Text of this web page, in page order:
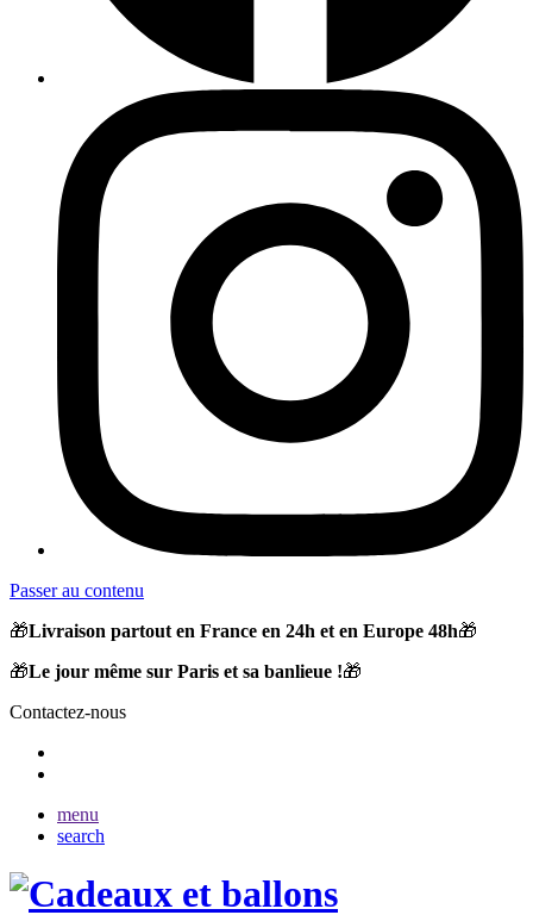
Passer au contenu
🎁Livraison partout en France en 24h et en Europe 48h🎁
🎁Le jour même sur Paris et sa banlieue !🎁
Contactez-nous
menu
search